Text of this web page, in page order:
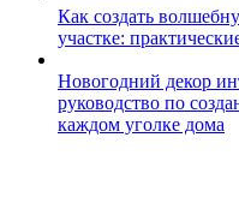
Как создать
участке:
Новогодний декор
руководство по
каждом уголке дома